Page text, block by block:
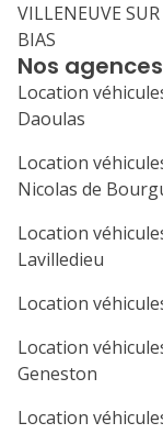
21
28
Nos
Location
Daoulas
Location
Nicolas de
Location
Lavilledieu
Location
Location
Geneston
Location
VILLENEUVE
BIAS